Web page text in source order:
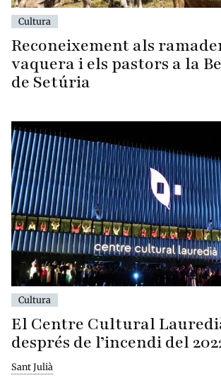
Cultura
Reconeixement als
vaquera i els pastors a la
de Setúria
Cultura
El Centre Cultural
després de l’incendi del
Sant Julià